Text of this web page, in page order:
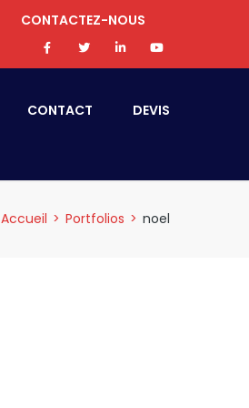
CONTACTEZ-NOUS
CONTACT DEVIS
Accueil > Portfolios > noel